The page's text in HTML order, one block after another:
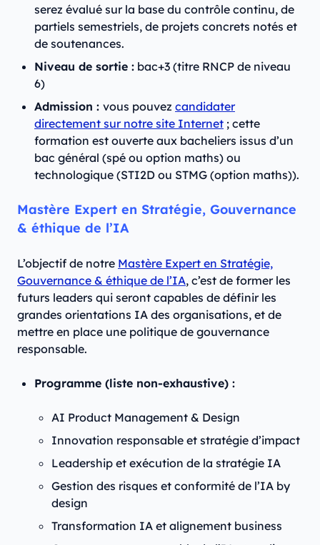
serez évalué sur la base du contrôle continu, de
partiels semestriels, de projets concrets notés et
de soutenances.
Niveau de sortie : bac+3 (titre RNCP de niveau
6)
Admission : vous pouvez candidater
directement sur notre site Internet ; cette
formation est ouverte aux bacheliers issus d’un
bac général (spé ou option maths) ou
technologique (STI2D ou STMG (option maths)).
Mastère Expert en Stratégie, Gouvernance
& éthique de l’IA
L’objectif de notre Mastère Expert en Stratégie,
Gouvernance & éthique de l’IA, c’est de former les
futurs leaders qui seront capables de définir les
grandes orientations IA des organisations, et de
mettre en place une politique de gouvernance
responsable.
Programme (liste non-exhaustive) :
AI Product Management & Design
Innovation responsable et stratégie d’impact
Leadership et exécution de la stratégie IA
Gestion des risques et conformité de l’IA by
design
Transformation IA et alignement business